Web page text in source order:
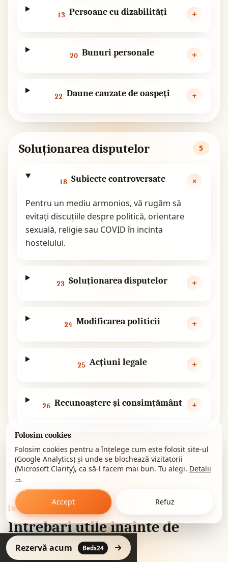
13 Persoane cu dizabilități
20 Bunuri personale
22 Daune cauzate de oaspeți
Soluționarea disputelor 5
18 Subiecte controversate
Pentru un mediu armonios, vă rugăm să
evitați discuțiile despre politică, orientare
sexuală, religie sau COVID în incinta
hostelului.
23 Soluționarea disputelor
24 Modificarea politicii
25 Acțiuni legale
26 Recunoaștere și consimțământ
ÎNTREBĂRI FRECVENTE
Intrebari utile inainte de
sosire
Rezervă acum Beds24
Folosim cookies
Folosim cookies pentru a înțelege cum este folosit site-ul
(Google Analytics) și unde se blochează vizitatorii
(Microsoft Clarity), ca să-l facem mai bun. Tu alegi. Detalii
→
Accept Refuz